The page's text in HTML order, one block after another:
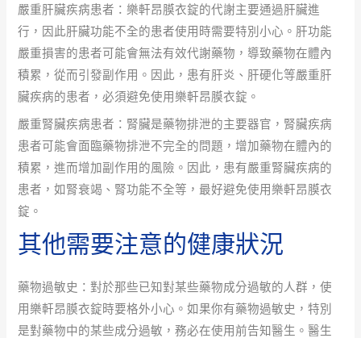
嚴重肝臟疾病患者：樂軒昂膜衣錠的代謝主要通過肝臟進
行，因此肝臟功能不全的患者使用時需要特別小心。肝功能
嚴重損害的患者可能會無法有效代謝藥物，導致藥物在體內
積累，從而引發副作用。因此，患有肝炎、肝硬化等嚴重肝
臟疾病的患者，必須避免使用樂軒昂膜衣錠。
嚴重腎臟疾病患者：腎臟是藥物排泄的主要器官，腎臟疾病
患者可能會面臨藥物排泄不完全的問題，增加藥物在體內的
積累，進而增加副作用的風險。因此，患有嚴重腎臟疾病的
患者，如腎衰竭、腎功能不全等，最好避免使用樂軒昂膜衣
錠。
其他需要注意的健康狀況
藥物過敏史：對於那些已知對某些藥物成分過敏的人群，使
用樂軒昂膜衣錠時要格外小心。如果你有藥物過敏史，特別
是對藥物中的某些成分過敏，務必在使用前告知醫生。醫生